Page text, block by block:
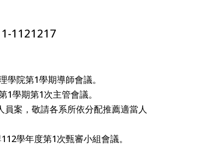
院第1學期導師會議。
學期第1次主管會議。
案，敬請各系所依分配推薦適當人
學年度第1次甄審小組會議。